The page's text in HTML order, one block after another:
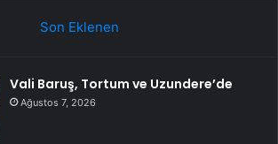
Son Eklenen
Vali Baruş, Tortum ve Uzundere’de
Ağustos 7, 2026